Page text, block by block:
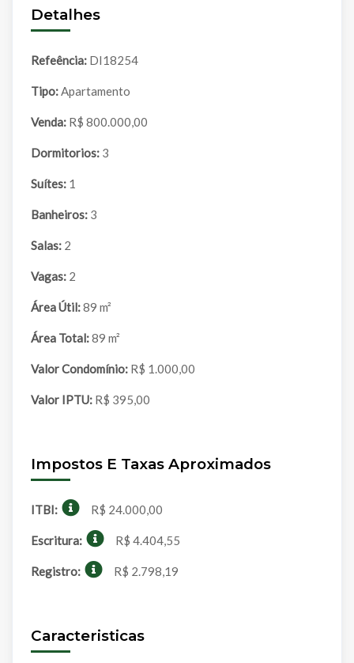
Detalhes
Refeência: DI18254
Tipo: Apartamento
Venda: R$ 800.000,00
Dormitorios: 3
Suítes: 1
Banheiros: 3
Salas: 2
Vagas: 2
Área Útil: 89 m²
Área Total: 89 m²
Valor Condomínio: R$ 1.000,00
Valor IPTU: R$ 395,00
Impostos E Taxas Aproximados
ITBI: R$ 24.000,00
Escritura: R$ 4.404,55
Registro: R$ 2.798,19
Caracteristicas